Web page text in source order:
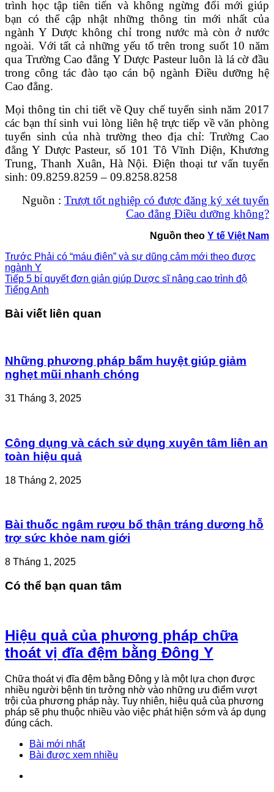
trình học tập tiên tiến và không ngừng đổi mới giúp
bạn có thể cập nhật những thông tin mới nhất của
ngành Y Dược không chỉ trong nước mà còn ở nước
ngoài. Với tất cả những yếu tố trên trong suốt 10 năm
qua Trường Cao đẳng Y Dược Pasteur luôn là lá cờ đầu
trong công tác đào tạo cán bộ ngành Điều dưỡng hệ
Cao đẳng.
Mọi thông tin chi tiết về Quy chế tuyển sinh năm 2017
các bạn thí sinh vui lòng liên hệ trực tiếp về văn phòng
tuyển sinh của nhà trường theo địa chỉ: Trường Cao
đẳng Y Dược Pasteur, số 101 Tô Vĩnh Diện, Khương
Trung, Thanh Xuân, Hà Nội. Điện thoại tư vấn tuyển
sinh: 09.8259.8259 – 09.8258.8258
Nguồn : Trượt tốt nghiệp có được đăng ký xét tuyển
Cao đẳng Điều dưỡng không?
Nguồn theo Y tế Việt Nam
Trước Phải có “máu điên” và sự dũng cảm mới theo được
ngành Y
Tiếp 5 bí quyết đơn giản giúp Dược sĩ nâng cao trình độ
Tiếng Anh
Bài viết liên quan
Những phương pháp bấm huyệt giúp giảm
nghẹt mũi nhanh chóng
31 Tháng 3, 2025
Công dụng và cách sử dụng xuyên tâm liên an
toàn hiệu quả
18 Tháng 2, 2025
Bài thuốc ngâm rượu bổ thận tráng dương hỗ
trợ sức khỏe nam giới
8 Tháng 1, 2025
Có thể bạn quan tâm
Hiệu quả của phương pháp chữa
thoát vị đĩa đệm bằng Đông Y
Chữa thoát vị đĩa đệm bằng Đông y là một lựa chọn được
nhiều người bệnh tin tưởng nhờ vào những ưu điểm vượt
trội của phương pháp này. Tuy nhiên, hiệu quả của phương
pháp sẽ phụ thuộc nhiều vào việc phát hiện sớm và áp dụng
đúng cách.
Bài mới nhất
Bài được xem nhiều